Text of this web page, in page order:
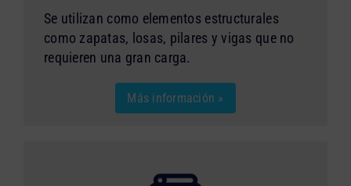
Se utilizan como elementos estructurales
como zapatas, losas, pilares y vigas que no
requieren una gran carga.
Más información »